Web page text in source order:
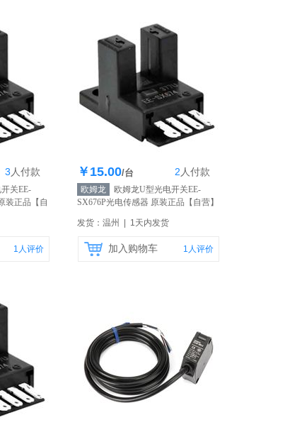
3 人付款
关EE-
装正品 【自
1 人评价
库存200个
￥15.00/台 2 人付款
欧姆龙
欧姆龙U型光电开关EE-
SX676P光电传感器 原装正品 【自营】
发货：温州 | 1天内发货
加入购物车 1 人评价